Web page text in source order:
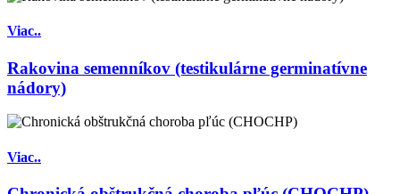
Viac..
Rakovina semenníkov (testikulárne germinatívne
nádory)
Viac..